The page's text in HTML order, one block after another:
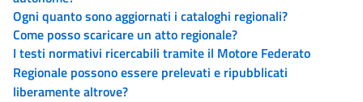
Ogni quanto sono aggiornati i cataloghi regionali?
Come posso scaricare un atto regionale?
I testi normativi ricercabili tramite il Motore Federato
Regionale possono essere prelevati e ripubblicati
liberamente altrove?